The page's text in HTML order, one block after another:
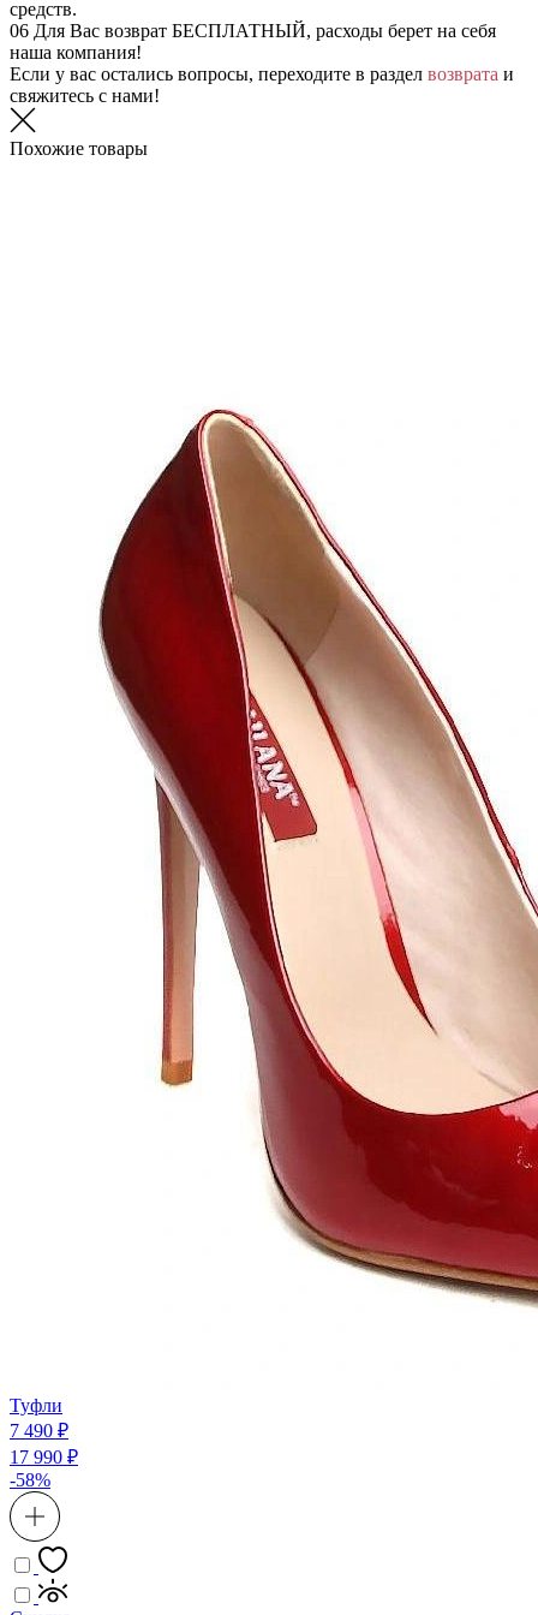
средств.
06 Для Вас возврат БЕСПЛАТНЫЙ, расходы берет на себя
наша компания!
Если у вас остались вопросы, переходите в раздел возврата и
свяжитесь с нами!
Похожие товары
Туфли
7 490 ₽
17 990 ₽
-58%